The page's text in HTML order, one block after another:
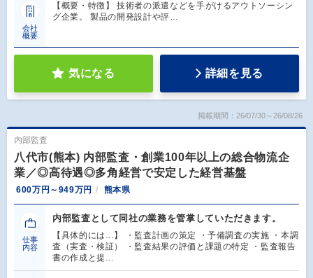
会社
概要
【概要・特徴】 技術者の派遣などを手がけるアウトソーシン
グ企業。 製品の開発設計や評…
気になる 詳細を見る
掲載期間：26/07/30～26/08/26
内部監査
八代市(熊本) 内部監査・創業100年以上の総合物流企
業／◎高待遇◎多角経営で安定した経営基盤
600万円～949万円 熊本県
仕事
内容
内部監査として同社の業務を管掌していただきます。
【具体的には…】 ・監査計画の策定 ・予備調査の実施 ・本調
査（実査・検証） ・監査結果の評価と課題の特定 ・監査報告
書の作成と提…